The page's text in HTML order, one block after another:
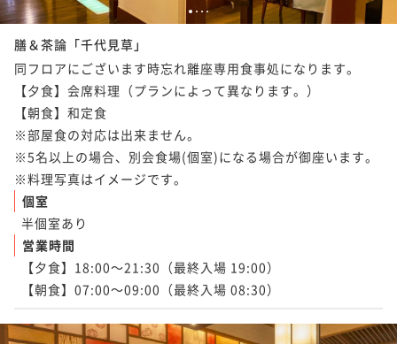
1 2 34
膳＆茶論「千代見草」
同フロアにございます時忘れ離座専用食事処になります。
【夕食】会席料理（プランによって異なります。）
【朝食】和定食
※部屋食の対応は出来ません。
※5名以上の場合、別会食場(個室)になる場合が御座います。
※料理写真はイメージです。
個室
半個室あり
営業時間
【夕食】18:00～21:30（最終入場 19:00）
【朝食】07:00～09:00（最終入場 08:30）